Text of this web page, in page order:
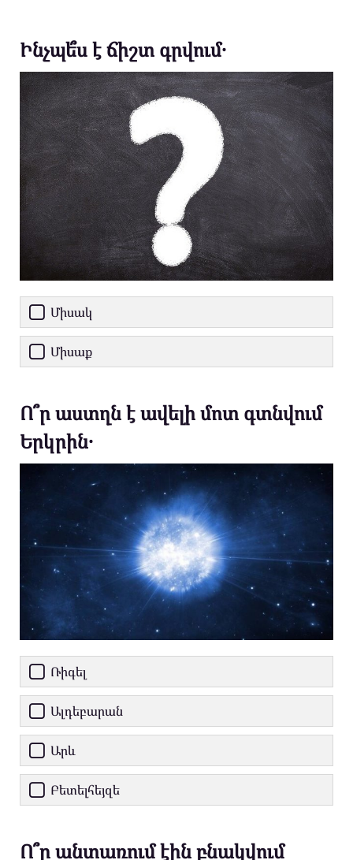
Ինչպե՞ս է ճիշտ գրվում․
Միսակ
Միսաք
Ո՞ր աստղն է ավելի մոտ գտնվում
Երկրին․
Ռիգել
Ալդեբարան
Արև
Բետելհեյզե
Ո՞ր անտառում էին բնակվում